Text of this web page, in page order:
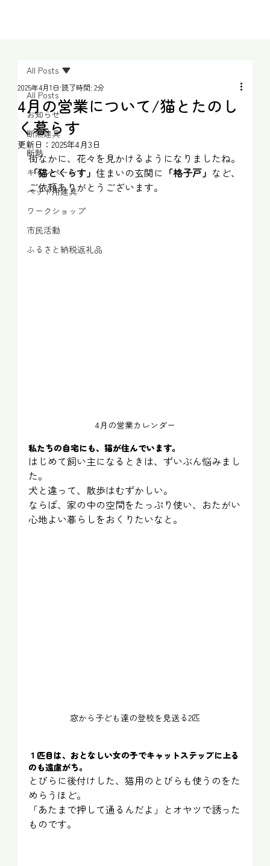
All Posts
お知らせ
断熱建具
断熱
キャンペーン
ペット用建具
ワークショップ
市民活動
ふるさと納税返礼品
All Posts
4月の営業について/猫とたのし
く暮らす
2025年4月1日 読了時間: 2分
更新日：2025年4月3日
街なかに、花々を見かけるようになりましたね。
「猫とくらす」住まいの玄関に 「格子戸」 など、
ご依頼ありがとうございます。
4月の営業カレンダー
私たちの自宅にも、猫が住んでいます。
はじめて飼い主になるときは、ずいぶん悩みまし
た。
犬と違って、散歩はむずかしい。
ならば、家の中の空間をたっぷり使い、おたがい
心地よい暮らしをおくりたいなと。
窓から子ども達の登校を見送る2匹
１匹目は、おとなしい女の子でキャットステップに上る
のも遠慮がち。
とびらに後付けした、猫用のとびらも使うのをた
めらうほど。
「あたまで押して通るんだよ」とオヤツで誘った
ものです。